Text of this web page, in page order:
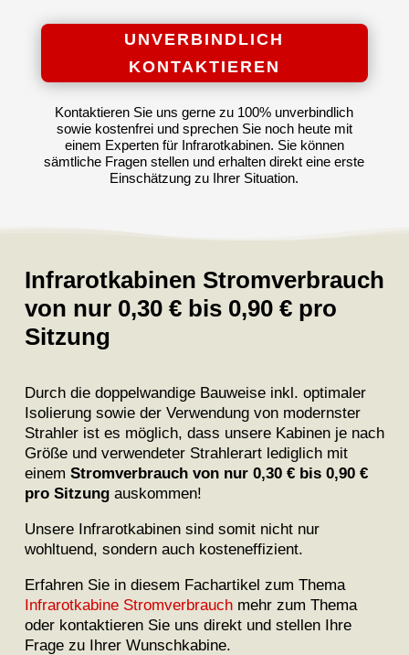
UNVERBINDLICH
KONTAKTIEREN
Kontaktieren Sie uns gerne zu 100% unverbindlich
sowie kostenfrei und sprechen Sie noch heute mit
einem Experten für Infrarotkabinen. Sie können
sämtliche Fragen stellen und erhalten direkt eine erste
Einschätzung zu Ihrer Situation.
Infrarotkabinen Stromverbrauch
von nur 0,30 € bis 0,90 € pro
Sitzung
Durch die doppelwandige Bauweise inkl. optimaler
Isolierung sowie der Verwendung von modernster
Strahler ist es möglich, dass unsere Kabinen je nach
Größe und verwendeter Strahlerart lediglich mit
einem Stromverbrauch von nur 0,30 € bis 0,90 €
pro Sitzungauskommen!
Unsere Infrarotkabinen sind somit nicht nur
wohltuend, sondern auch kosteneffizient.
Erfahren Sie in diesem Fachartikel zum Thema
Infrarotkabine Stromverbrauchmehr zum Thema
oder kontaktieren Sie uns direkt und stellen Ihre
Frage zu Ihrer Wunschkabine.